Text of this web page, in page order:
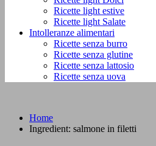
Ricette light estive
Ricette light Salate
Intolleranze alimentari
Ricette senza burro
Ricette senza glutine
Ricette senza lattosio
Ricette senza uova
Home
Ingredient: salmone in filetti